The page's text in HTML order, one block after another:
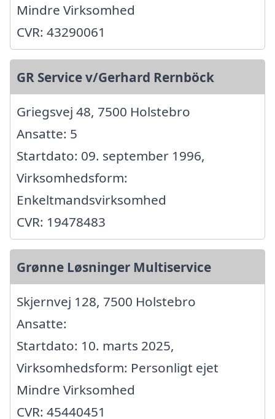
Mindre Virksomhed
CVR: 43290061
GR Service v/Gerhard Rernböck
Griegsvej 48, 7500 Holstebro
Ansatte: 5
Startdato: 09. september 1996,
Virksomhedsform:
Enkeltmandsvirksomhed
CVR: 19478483
Grønne Løsninger Multiservice
Skjernvej 128, 7500 Holstebro
Ansatte:
Startdato: 10. marts 2025,
Virksomhedsform: Personligt ejet
Mindre Virksomhed
CVR: 45440451